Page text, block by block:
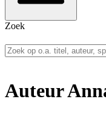
Zoek
Auteur